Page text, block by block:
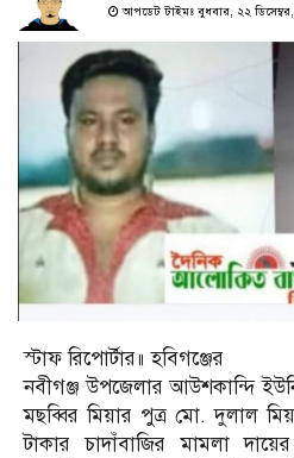
আপডেট টাইমঃ বুধবার, ২২
স্টাফ রিপোর্টার॥ হবিগঞ্জের
নবীগঞ্জ উপজেলার আউশকান্দি
মছব্বির মিয়ার পুত্র মো. দুলাল
টাকার চাদাঁবাজির মামলা